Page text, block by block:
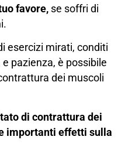
favore, se soffri di
esercizi mirati, conditi
e pazienza, è possibile
dei muscoli
di contrattura dei
importanti effetti sulla